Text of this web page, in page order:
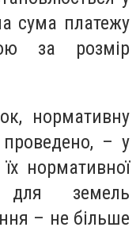
сума платежу
за розмір
нормативну
– у
нормативної
для земель
– не більше